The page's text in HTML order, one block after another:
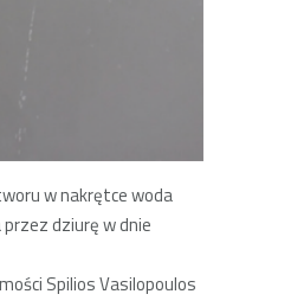
w nakrętce woda
dziurę w dnie
Spilios Vasilopoulos